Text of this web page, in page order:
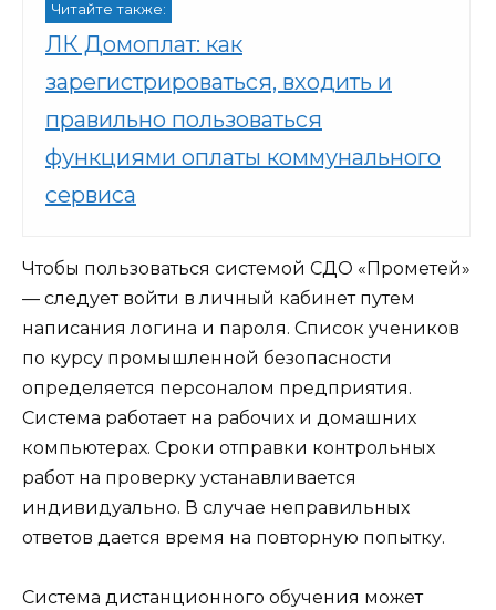
Читайте также:
ЛК Домоплат: как
зарегистрироваться, входить и
правильно пользоваться
функциями оплаты коммунального
сервиса
Чтобы пользоваться системой СДО «Прометей»
— следует войти в личный кабинет путем
написания логина и пароля. Список учеников
по курсу промышленной безопасности
определяется персоналом предприятия.
Система работает на рабочих и домашних
компьютерах. Сроки отправки контрольных
работ на проверку устанавливается
индивидуально. В случае неправильных
ответов дается время на повторную попытку.
Система дистанционного обучения может